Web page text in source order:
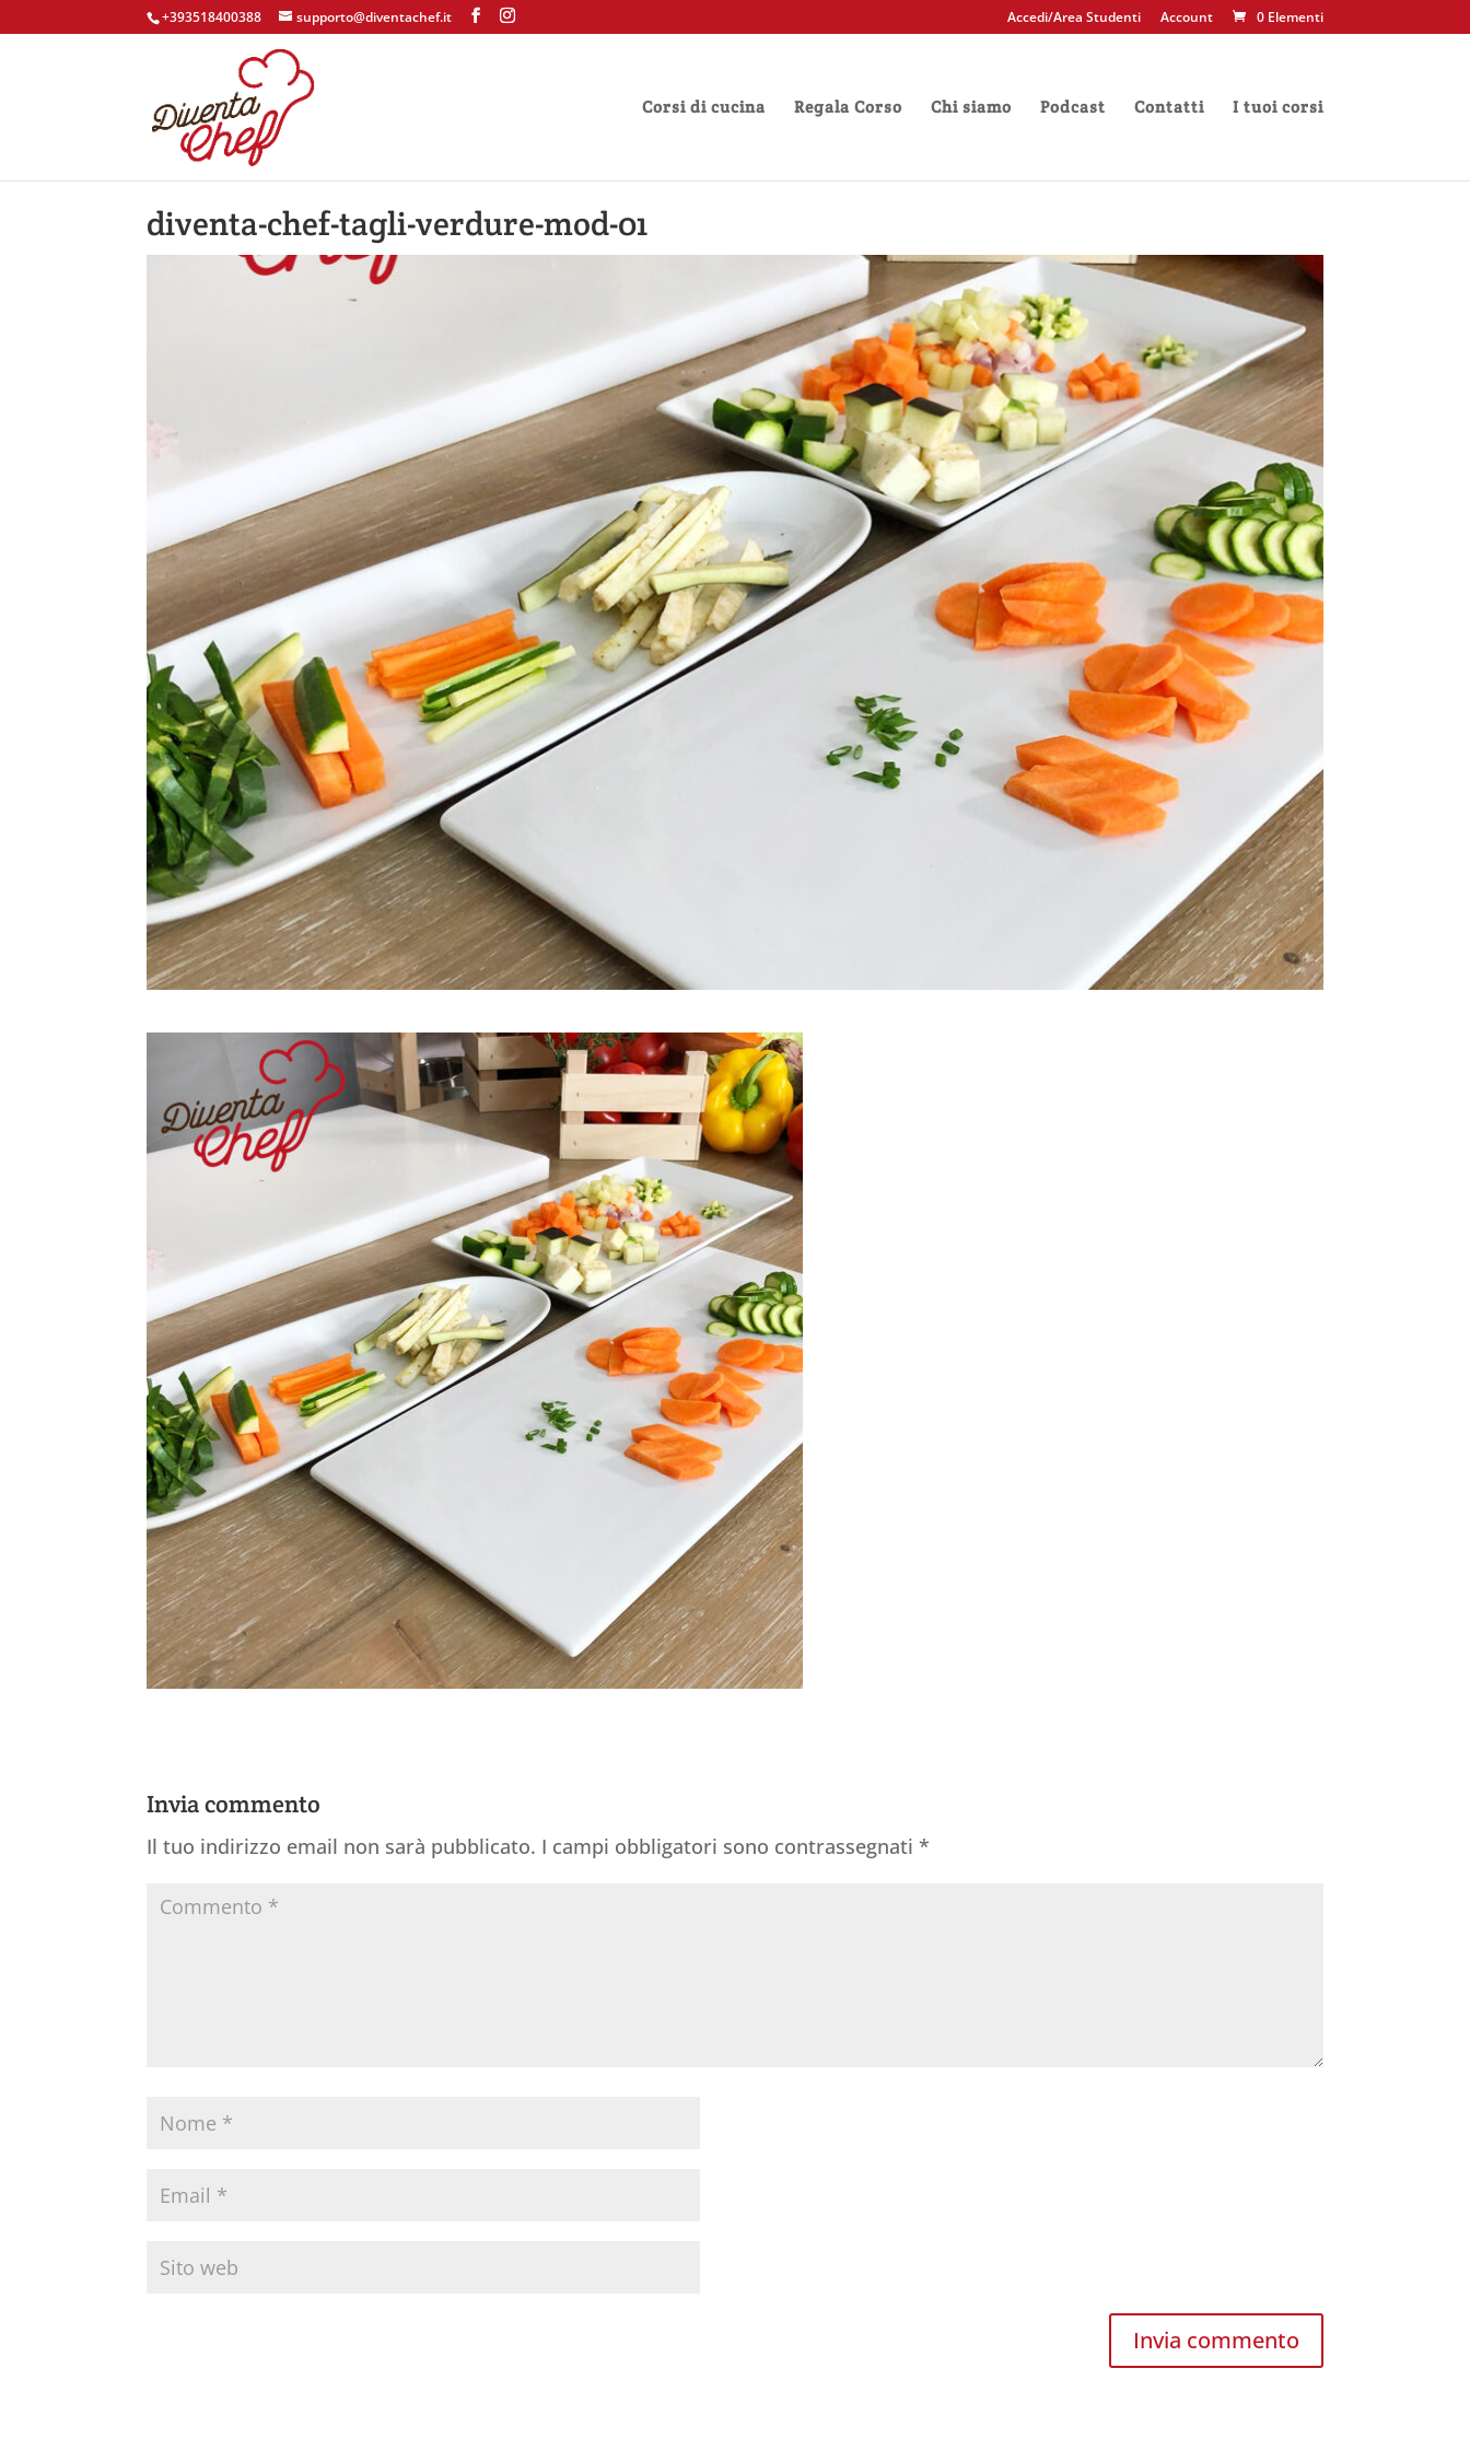
+393518400388 supporto@diventachef.it Accedi/Area Studenti Account 0 Elementi
Corsi di cucina Regala Corso Chi siamo Podcast Contatti I tuoi corsi
diventa-chef-tagli-verdure-mod-01
Invia commento
Il tuo indirizzo email non sarà pubblicato. I campi obbligatori sono contrassegnati*